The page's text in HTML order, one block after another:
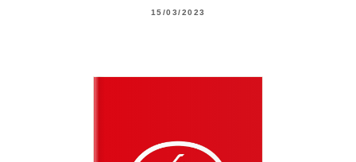
15/03/2023